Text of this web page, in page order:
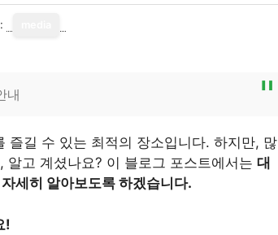
내
즐길 수 있는 최적의 장소입니다. 하지만, 많
고 계셨나요? 이 블로그 포스트에서는 대
세히 알아보도록 하겠습니다.
!